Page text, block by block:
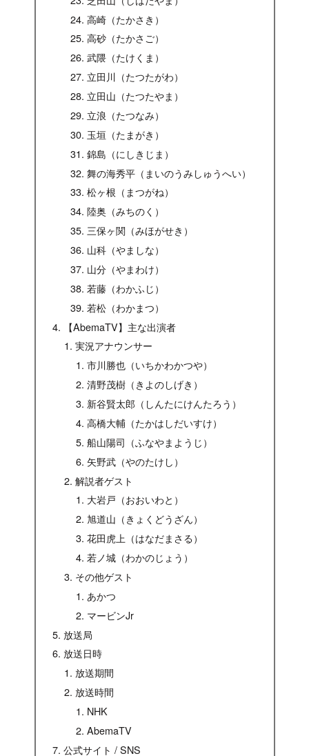
高崎（たかさき）
高砂（たかさご）
武隈（たけくま）
立田川（たつたがわ）
立田山（たつたやま）
立浪（たつなみ）
玉垣（たまがき）
錦島（にしきじま）
舞の海秀平（まいのうみしゅうへい）
松ヶ根（まつがね）
陸奥（みちのく）
三保ヶ関（みほがせき）
山科（やましな）
山分（やまわけ）
若藤（わかふじ）
若松（わかまつ）
【AbemaTV】主な出演者
実況アナウンサー
市川勝也（いちかわかつや）
清野茂樹（きよのしげき）
新谷賢太郎（しんたにけんたろう）
高橋大輔（たかはしだいすけ）
船山陽司（ふなやまようじ）
矢野武（やのたけし）
解説者ゲスト
大岩戸（おおいわと）
旭道山（きょくどうざん）
花田虎上（はなだまさる）
若ノ城（わかのじょう）
その他ゲスト
あかつ
マービンJr
放送局
放送日時
放送期間
放送時間
NHK
AbemaTV
公式サイト / SNS